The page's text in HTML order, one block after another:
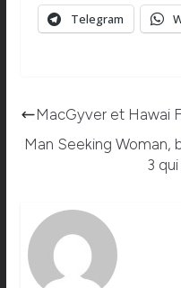
Telegram
MacGyver et Hawai
Man Seeking Woman,
3